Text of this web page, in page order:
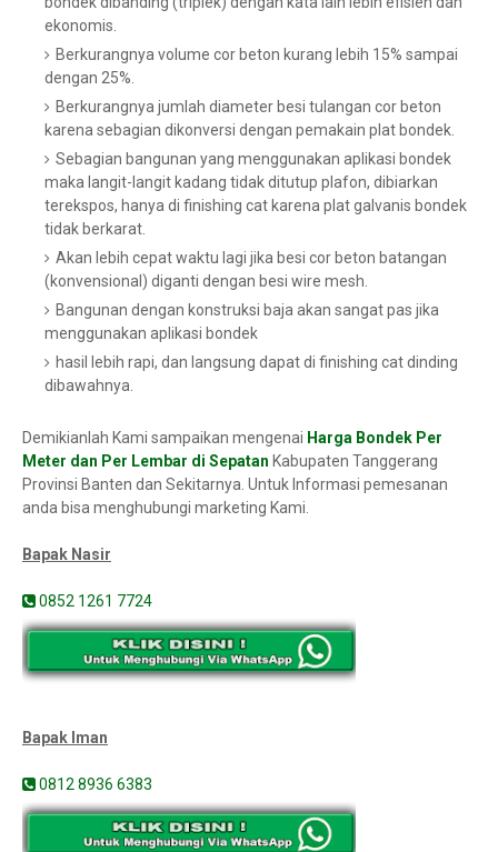
ekonomis.
Berkurangnya volume cor beton kurang lebih 15% sampai
dengan 25%.
Berkurangnya jumlah diameter besi tulangan cor beton
karena sebagian dikonversi dengan pemakain plat bondek.
Sebagian bangunan yang menggunakan aplikasi bondek
maka langit-langit kadang tidak ditutup plafon, dibiarkan
terekspos, hanya di finishing cat karena plat galvanis bondek
tidak berkarat.
Akan lebih cepat waktu lagi jika besi cor beton batangan
(konvensional) diganti dengan besi wire mesh.
Bangunan dengan konstruksi baja akan sangat pas jika
menggunakan aplikasi bondek
hasil lebih rapi, dan langsung dapat di finishing cat dinding
dibawahnya.
Demikianlah Kami sampaikan mengenai Harga Bondek Per
Meter dan Per Lembar di Sepatan Kabupaten Tanggerang
Provinsi Banten dan Sekitarnya. Untuk Informasi pemesanan
anda bisa menghubungi marketing Kami.
Bapak Nasir
0852 1261 7724
Bapak Iman
0812 8936 6383